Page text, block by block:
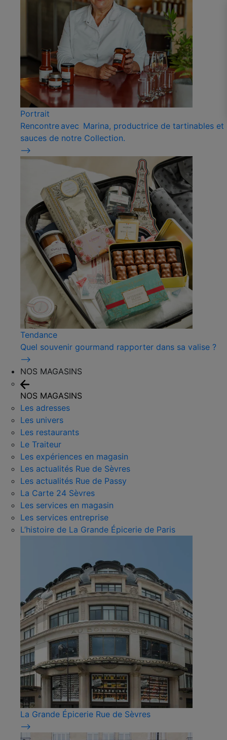
Portrait
Rencontre avec Marina, productrice de tartinables et
sauces de notre Collection.
⟶
Tendance
Quel souvenir gourmand rapporter dans sa valise ?
⟶
NOS MAGASINS
NOS MAGASINS
Les adresses
Les univers
Les restaurants
Le Traiteur
Les expériences en magasin
Les actualités Rue de Sèvres
Les actualités Rue de Passy
La Carte 24 Sèvres
Les services en magasin
Les services entreprise
L’histoire de La Grande Épicerie de Paris
La Grande Épicerie Rue de Sèvres
⟶